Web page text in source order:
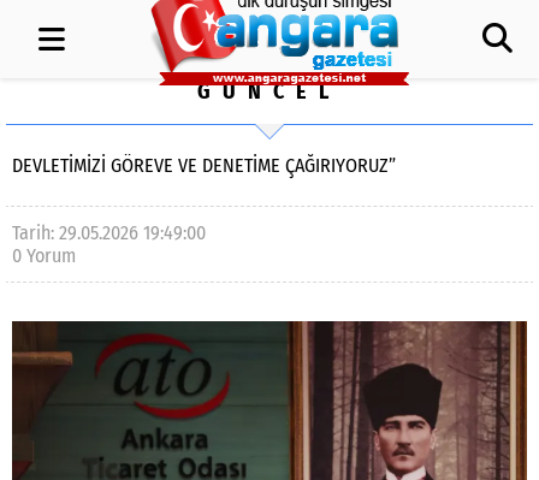
GÜNCEL
DEVLETİMİZİ GÖREVE VE DENETİME ÇAĞIRIYORUZ”
Tarih: 29.05.2026 19:49:00
0 Yorum